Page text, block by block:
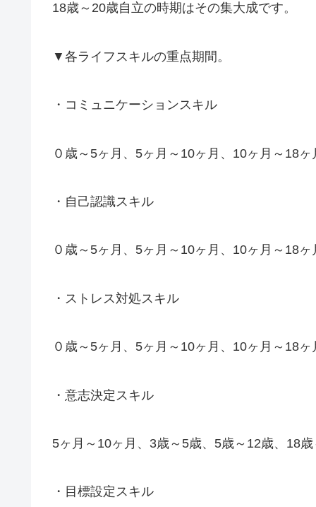
18歳～20歳自立の時期はその集大成です。
▼各ライフスキルの重点期間。
・コミュニケーションスキル
０歳～5ヶ月、5ヶ月～10ヶ月、10ヶ月～18
・自己認識スキル
０歳～5ヶ月、5ヶ月～10ヶ月、10ヶ月～18
・ストレス対処スキル
０歳～5ヶ月、5ヶ月～10ヶ月、10ヶ月～18
・意志決定スキル
5ヶ月～10ヶ月、3歳～5歳、5歳～12歳、18
・目標設定スキル